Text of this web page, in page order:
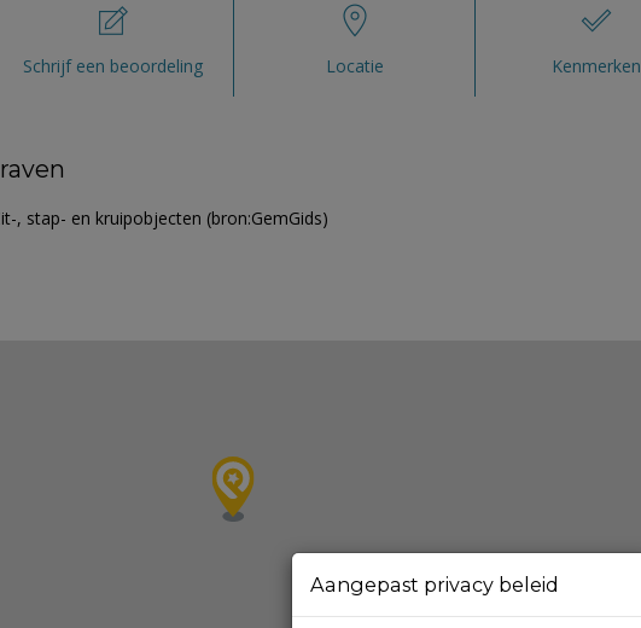
Schrijf een beoordeling Locatie Kenmerken
, stap- en kruipobjecten (bron:GemGids)
Aangepast privacy beleid